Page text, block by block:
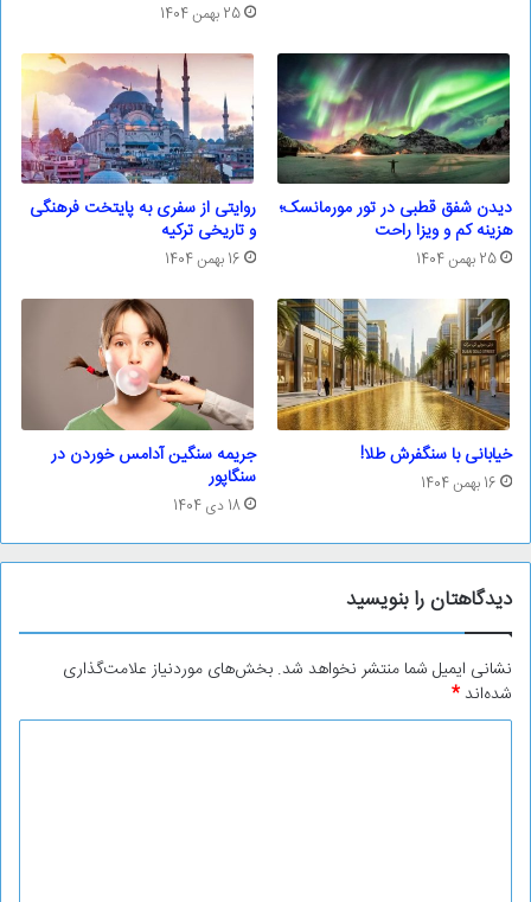
25 بهمن 1404
دیدن شفق قطبی در تور مورمانسک؛
هزینه کم و ویزا راحت
25 بهمن 1404
روایتی از سفری به پایتخت فرهنگی
و تاریخی ترکیه
16 بهمن 1404
خیابانی با سنگفرش طلا!
16 بهمن 1404
جریمه سنگین آدامس خوردن در
سنگاپور
18 دی 1404
دیدگاهتان را بنویسید
نشانی ایمیل شما منتشر نخواهد شد. بخش‌های موردنیاز علامت‌گذاری
شده‌اند*